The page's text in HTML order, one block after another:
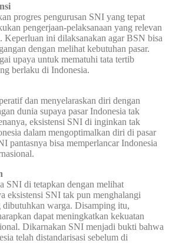
progres pengurusan SNI yang tepat
pengerjaan-pelaksanaan yang relevan
Keperluan ini dilaksanakan agar BSN bisa
dengan melihat kebutuhan pasar.
upaya untuk mematuhi tata tertib
berlaku di Indonesia.
dan menyelaraskan diri dengan
dunia supaya pasar Indonesia tak
eksistensi SNI di inginkan tak
dalam mengoptimalkan diri di pasar
pantasnya bisa memperlancar Indonesia
SNI di tetapkan dengan melihat
eksistensi SNI tak pun menghalangi
warga. Disamping itu,
dapat meningkatkan kekuatan
Dikarnakan SNI menjadi bukti bahwa
telah distandarisasi sebelum di